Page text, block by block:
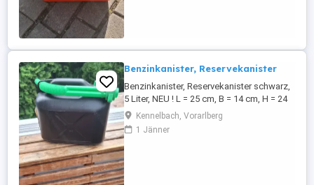
Benzinkanister, Reservekanister
Benzinkanister, Reservekanister schwarz,
5 Liter, NEU ! L = 25 cm, B = 14 cm, H = 24
cm Kennelbach, Vorarlberg
1 Jänner